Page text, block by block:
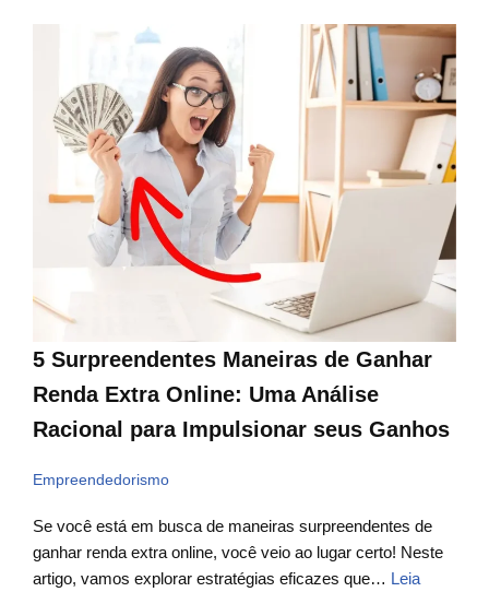
5 Surpreendentes Maneiras de Ganhar
Renda Extra Online: Uma Análise
Racional para Impulsionar seus Ganhos
Empreendedorismo
Se você está em busca de maneiras surpreendentes de
ganhar renda extra online, você veio ao lugar certo! Neste
artigo, vamos explorar estratégias eficazes que… Leia